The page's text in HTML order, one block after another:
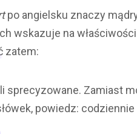
po angielsku znaczy
wskazuje na
zatem:
sprecyzowane. Zamiast
powiedz: